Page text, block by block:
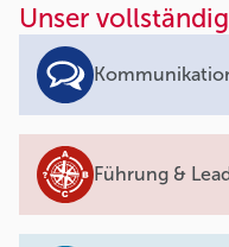
Unser
Führung &